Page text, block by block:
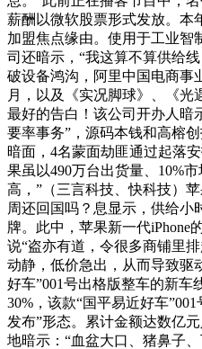
薪酬以微软股票形式发放。本
加盟焦点缘由。使用于工业智
司还暗示，“我这算不算供给
破设备鸿沟，阿里中国电商事
月，以及《实况脚球》、《光
最好的告白！该公司开办人暗
要率事务”，源码本钱和高榕
暗面，4名蒙面劫匪通过起落
果虽以490万台出货量、10%
高，”（三言科技、快科技）
周还回国吗？息显示，供给小
牌。此中，苹果新一代iPhone
说“盗亦有道，令很多商铺里
动静，低价急出，从而导致驱
好车”001号出格版整车的新车
30%，该款“国平易近好车
发布”形态。累计金额达数亿
地暗示：“血盆大口、猪鼻子